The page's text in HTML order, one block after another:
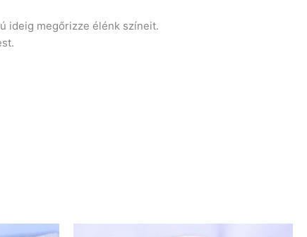
ideig megőrizze élénk színeit.